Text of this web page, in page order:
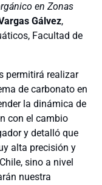
en Zonas
Gálvez,
Facultad de
permitirá realizar
de carbonato en
la dinámica de
con el cambio
y detalló que
alta precisión y
sino a nivel
nuestra